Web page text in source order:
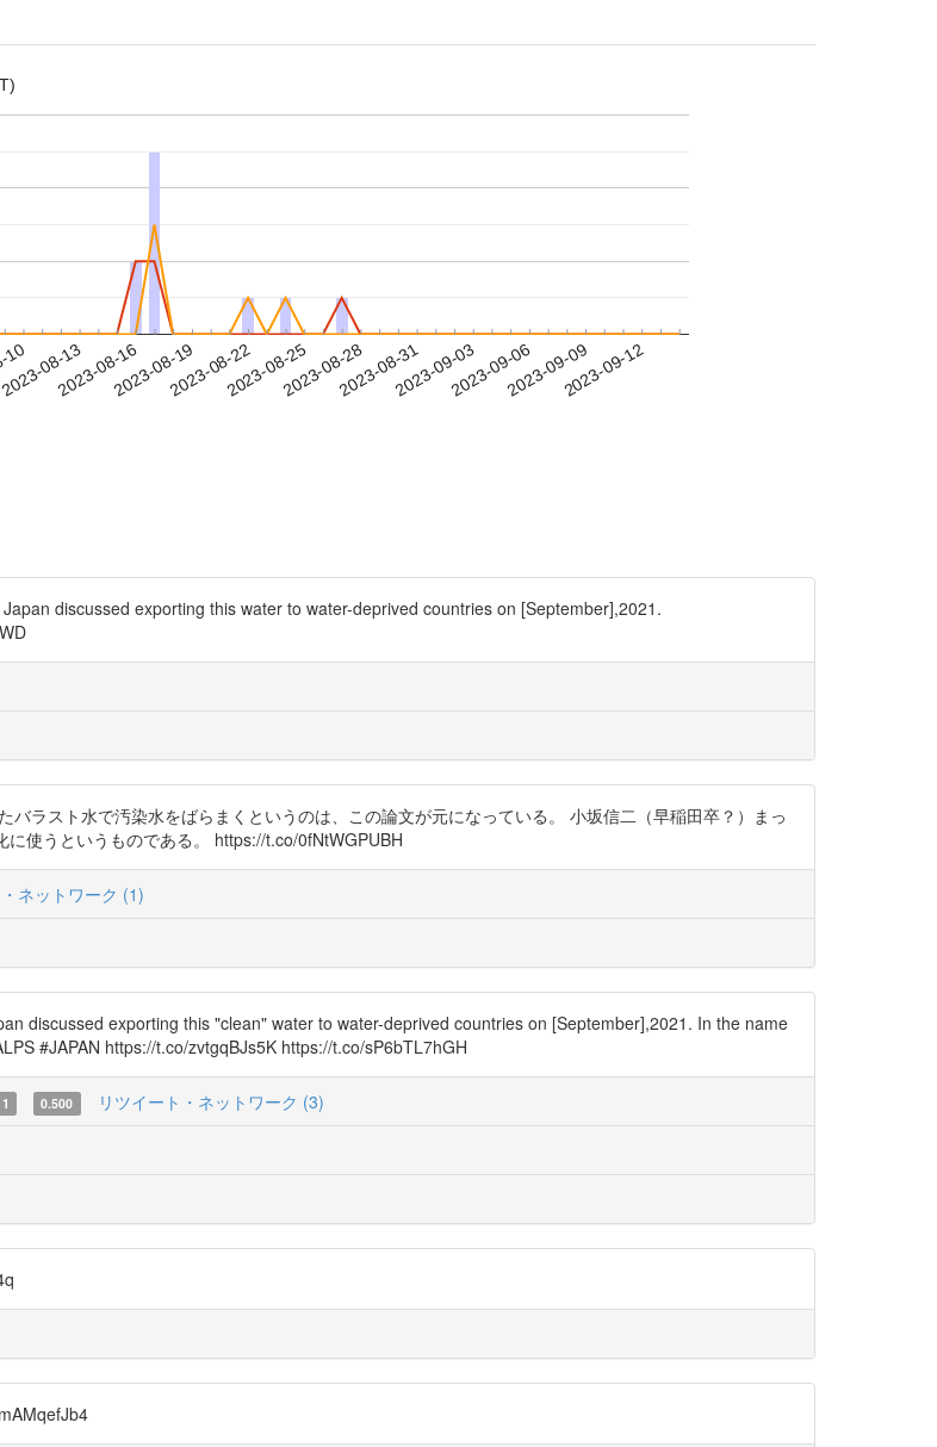
08-13
2023-08-162023-08-192023-08-222023-08-252023-08-282023-08-312023-09-032023-09-062023-09-092023-09-12
discussed exporting this water to water-deprived countries on [September],2021.
ラスト水で汚染水をばらまくというのは、この論文が元になっている。 小坂信二（早稲田卒？）まっ
使うというものである。 https://t.co/0fNtWGPUBH
ネットワーク (1)
discussed exporting this "clean" water to water-deprived countries on [September],2021. In the name
#JAPAN https://t.co/zvtgqBJs5K https://t.co/sP6bTL7hGH
1 0.500 リツイート・ネットワーク (3)